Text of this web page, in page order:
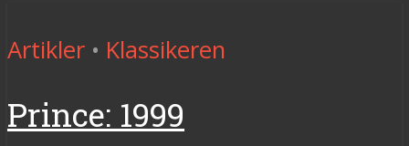
Artikler • Klassikeren
Prince: 1999